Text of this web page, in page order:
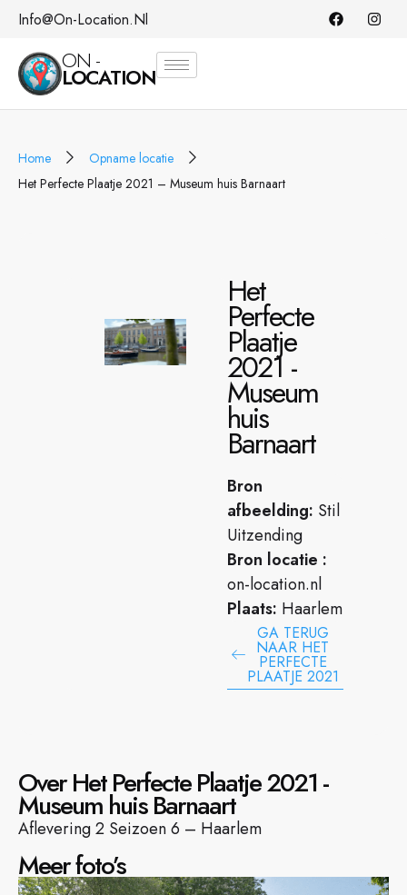
Info@on-Location.nl
ON -
LOCATION
Home
Opname locatie
Het Perfecte Plaatje 2021 – Museum huis Barnaart
Het
Perfecte
Plaatje
2021 -
Museum
huis
Barnaart
Bron
afbeelding: Stil
Uitzending
Bron locatie :
on-location.nl
Plaats: Haarlem
GA TERUG
NAAR HET
PERFECTE
PLAATJE 2021
Over Het Perfecte Plaatje 2021 -
Museum huis Barnaart
Aflevering 2 Seizoen 6 – Haarlem
Meer foto’s